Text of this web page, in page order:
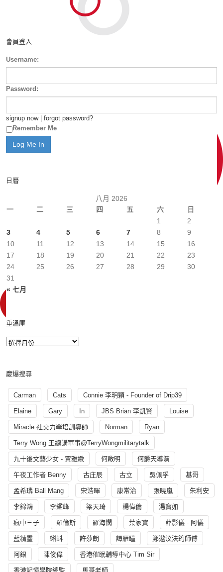
會員登入
Username:
Password:
signup now| forgot password?
Remember Me
日曆
八月 2026
一
二 三 四 五 六 日
« 七月
1
2
3
4 5 6 7 8
9
10
11 12 13 14 15
16
17
18 19 20 21 22
23
24
25 26 27 28 29
30
31
重溫庫
慶爆搜尋
Carman Cats Connie 李玥穎 - Founder of Drip39
Elaine Gary In JBS Brian 李凱賢 Louise
Miracle 社交力學培訓導師 Norman Ryan
Terry Wong 王總講軍事@TerryWongmilitarytalk
九十後文藝少女 - 賈雅緻 何啟明 何爵天導演
午夜工作者 Benny 古庄辰 古立 吳佩孚 基哥
孟希璘 Ball Mang 宋浩暉 康常治 張曉嵐 朱利安
李錦鴻 李鑑峰 梁天琦 楊偉倫 湯寳如
瘋中三子 羅倫斯 羅海憫 葉家寶 薛影儀 - 阿儀
藍精靈 蝌蚪 許莎朗 譚雁瞳 鄭遨汶法筠師傅
阿銀 陳俊偉 香港催眠輔導中心 Tim Sir
香港記憶學院總監 馬哥老師